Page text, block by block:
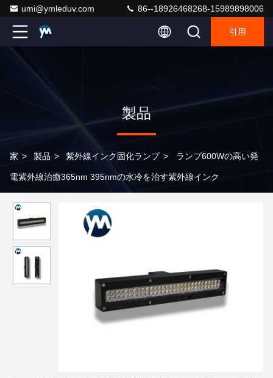
umi@ymleduv.com 86--18926468268-15989898006
引用
製品
家 > 製品 > 紫外線インク固化ランプ > ランプ600Wの高い発
電紫外線治癒365nm 395nmの水冷を治す紫外線インク